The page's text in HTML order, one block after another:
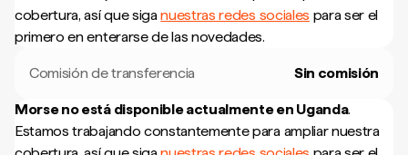
cobertura, así que siganuestras redes sociales para ser el
primero en enterarse de las novedades.
Comisión de transferencia Sin comisión
Morse no está disponible actualmente en Uganda.
Estamos trabajando constantemente para ampliar nuestra